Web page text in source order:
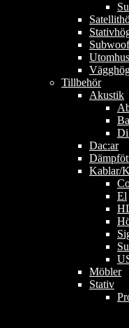
Tillbehör
Akustik
Dac:ar
Kablar/
El
Möbler
Stativ